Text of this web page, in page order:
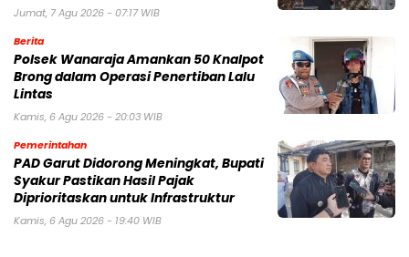
Jumat, 7 Agu 2026 - 07:17 WIB
Berita
Polsek Wanaraja Amankan 50 Knalpot
Brong dalam Operasi Penertiban Lalu
Lintas
Kamis, 6 Agu 2026 - 20:03 WIB
Pemerintahan
PAD Garut Didorong Meningkat, Bupati
Syakur Pastikan Hasil Pajak
Diprioritaskan untuk Infrastruktur
Kamis, 6 Agu 2026 - 19:40 WIB